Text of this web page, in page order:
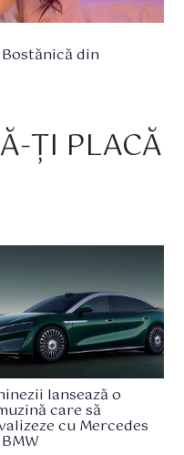
din
ȚI PLACĂ
lansează o
care să
cu Mercedes